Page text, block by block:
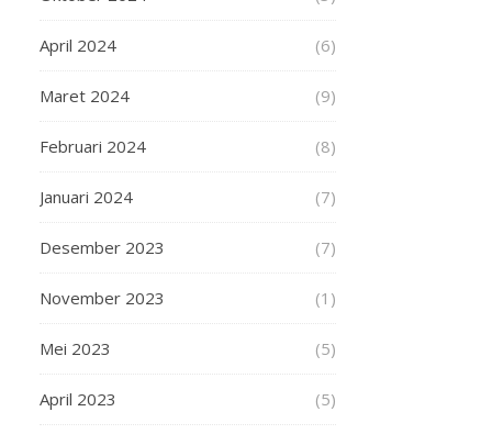
April 2024 (6)
Maret 2024 (9)
Februari 2024 (8)
Januari 2024 (7)
Desember 2023 (7)
November 2023 (1)
Mei 2023 (5)
April 2023 (5)